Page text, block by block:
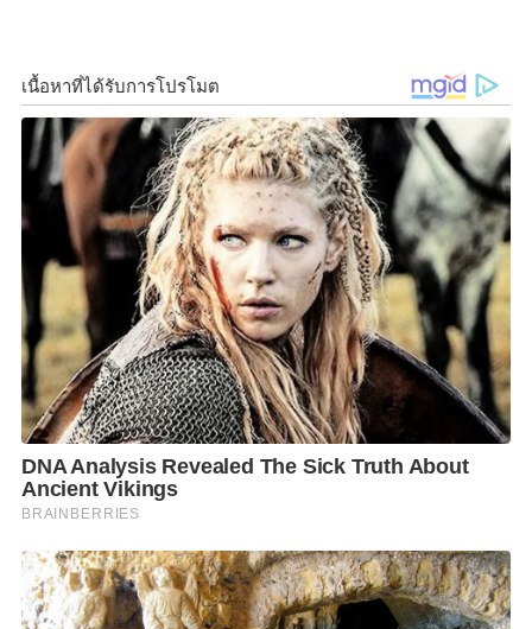
บุกรุกพื้นที่อุทยานแห่งชาติ ในตำบลท่ากระดาน อำเภอ
ศรีสวัสดิ์ จังหวัดกาญจนบุรี ล่าสุด นายสุชาติ ชมกลิ่น
รัฐมนตรีว่าการกระทรวงทรัพยากรธรรมชาติและสิ่ง
แวดล้อม (รมว.ทส.) ได้สั่งการให้กรมอุทยานแห่งชาติ สัตว์
ป่า และพันธุ์พืช เร่งปรับปรุงภูมิทัศน์และยกระดับ
มาตรฐานความปลอดภัยของนักท่องเที่ยว โดยกำชับ
ว่าการดำเนินการในทุกขั้นตอนต้องเป็นไปตามกฎหมาย
และระเบียบของกรมอุทยานฯ อย่างเคร่งครัด เพื่อให้เกิด
ความถูกต้องและยั่งยืน
​นายสุชาติ กล่าวว่า พื้นที่ดังกล่าวมีศักยภาพสูงในการเป็น
จุดท่องเที่ยว โดยจะมีการปรับปรุงให้เป็น “จุดชมวิว
เอราวัณนครินทร์” ถือเป็นจุดชมวิวที่สวยงามที่สุดแห่ง
หนึ่ง เนื่องจากนักท่องเที่ยวจะสามารถมองเห็นทัศนียภาพ
ของเขื่อนศรีนครินทร์ที่โอบล้อมด้วยขุนเขาเขียวขจีแบบ​
360 องศา พร้อมสัมผัสบรรยากาศไอหมอกในช่วงเช้า
และแสงสีทองยามพระอาทิตย์ตกดินได้อย่างชัดเจน